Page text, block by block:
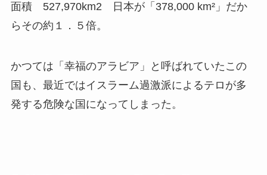
面積 527,970km2 日本が「378,000 km²」だか
らその約１．５倍。
かつては「幸福のアラビア」と呼ばれていたこの
国も、最近ではイスラーム過激派によるテロが多
発する危険な国になってしまった。